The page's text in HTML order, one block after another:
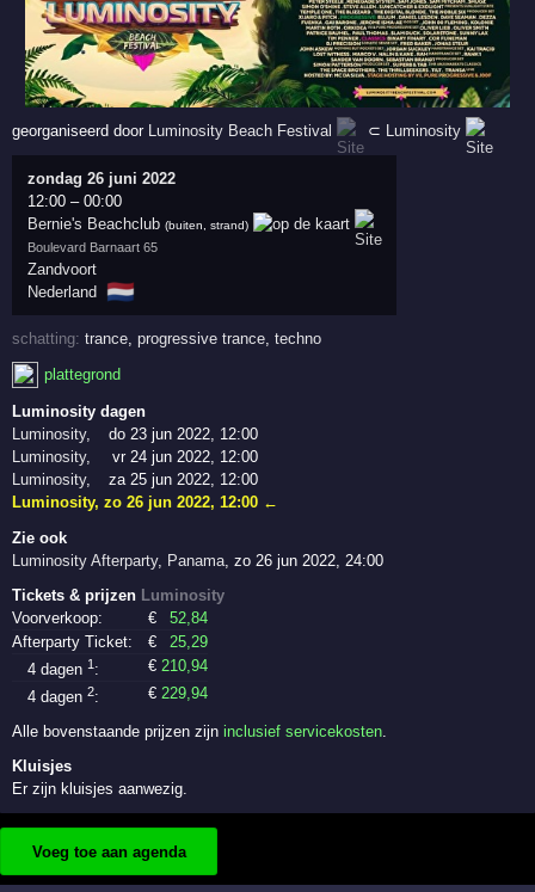
georganiseerd door Luminosity Beach Festival ⊂ Luminosity
zondag 26 juni 2022
12:00 –00:00
Bernie's Beachclub (buiten, strand)
Boulevard Barnaart 65
Zandvoort
Nederland 🇳🇱
schatting:trance ,progressive trance ,techno
plattegrond
Luminosity dagen
Luminosity,
do 23 jun 2022, 12:00
Luminosity,
vr 24 jun 2022, 12:00
Luminosity,
za 25 jun 2022, 12:00
Luminosity,zo 26 jun 2022, 12:00 ←
Zie ook
Luminosity Afterparty, Panama ,zo 26 jun 2022, 24:00
Tickets & prijzen Luminosity
Voorverkoop:
€ 52 ,84
Afterparty Ticket:
€ 25 ,29
4 dagen1 : € 210 ,94
4 dagen2: € 229 ,94
Alle bovenstaande prijzen zijninclusief servicekosten.
Kluisjes
Er zijn kluisjes aanwezig.
Voeg toe aan agenda